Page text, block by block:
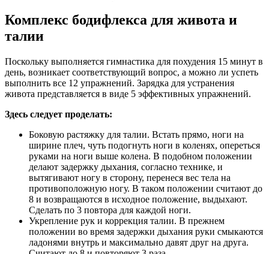
Комплекс бодифлекса для живота и
талии
Поскольку выполняется гимнастика для похудения 15 минут в
день, возникает соответствующий вопрос, а можно ли успеть
выполнить все 12 упражнений. Зарядка для устранения
живота представляется в виде 5 эффективных упражнений.
Здесь следует проделать:
Боковую растяжку для талии. Встать прямо, ноги на
ширине плеч, чуть подогнуть ноги в коленях, опереться
руками на ноги выше колена. В подобном положении
делают задержку дыхания, согласно технике, и
вытягивают ногу в сторону, перенеся вес тела на
противоположную ногу. В таком положении считают до
8 и возвращаются в исходное положение, выдыхают.
Сделать по 3 повтора для каждой ноги.
Укрепление рук и коррекция талии. В прежнем
положении во время задержки дыхания руки смыкаются
ладонями внутрь и максимально давят друг на друга.